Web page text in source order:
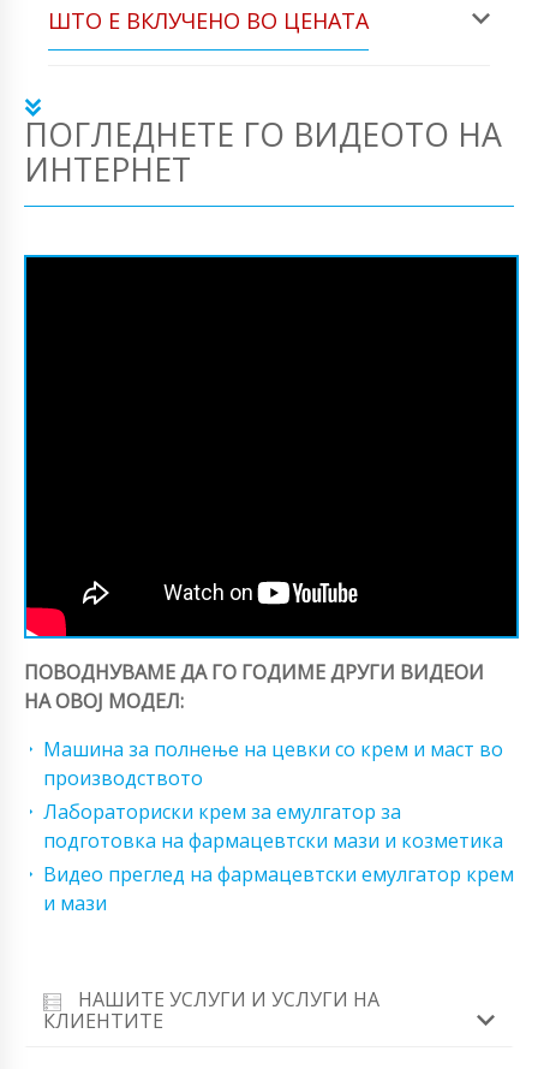
ШТО Е ВКЛУЧЕНО ВО ЦЕНАТА
ПОГЛЕДНЕТЕ ГО ВИДЕОТО НА
ИНТЕРНЕТ
ПОВОДНУВАМЕ ДА ГО ГОДИМЕ ДРУГИ ВИДЕОИ
НА ОВОЈ МОДЕЛ:
Машина за полнење на цевки со крем и маст во
производството
Лабораториски крем за емулгатор за
подготовка на фармацевтски мази и козметика
Видео преглед на фармацевтски емулгатор крем
и мази
НАШИТЕ УСЛУГИ И УСЛУГИ НА
КЛИЕНТИТЕ